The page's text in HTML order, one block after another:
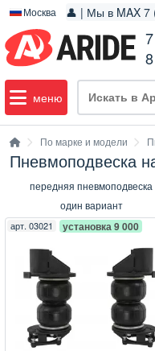
Москва 👤 | Мы в MAX 7
меню
По марке и модели
Пневмоподвеска
передняя пневмоподвеска
один вариант
арт. 03021 установка 9 000